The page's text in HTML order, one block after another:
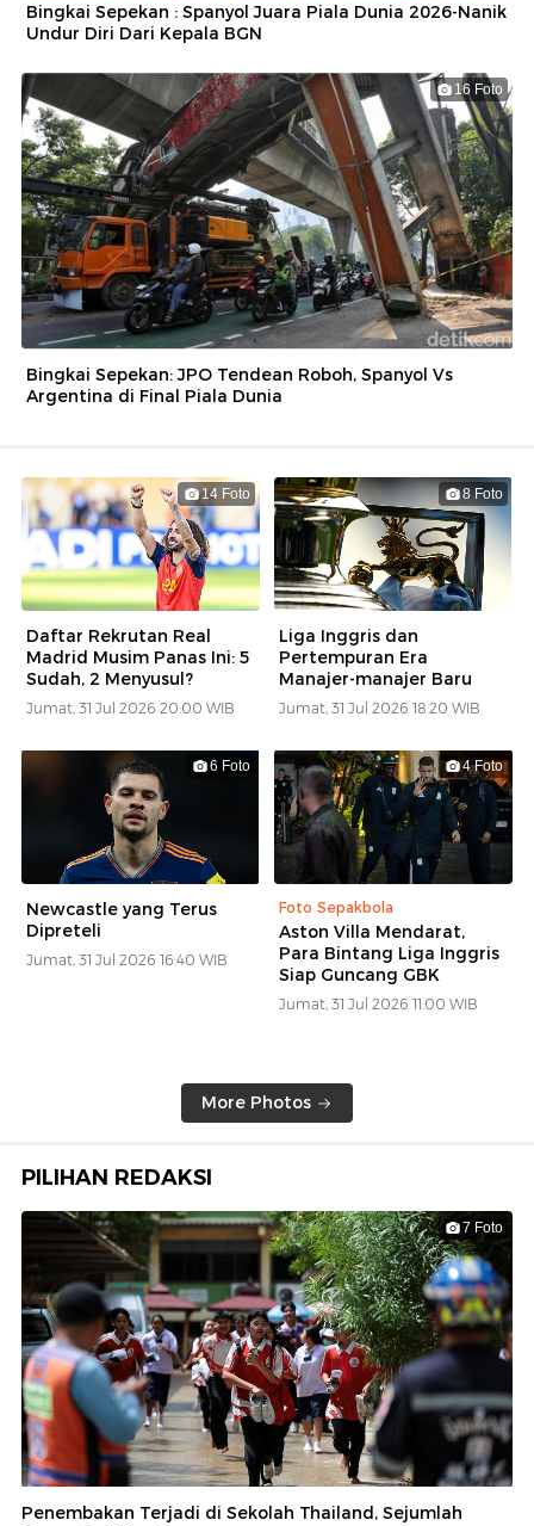
Bingkai Sepekan : Spanyol Juara Piala Dunia 2026-Nanik
Undur Diri Dari Kepala BGN
16 Foto
Bingkai Sepekan: JPO Tendean Roboh, Spanyol Vs
Argentina di Final Piala Dunia
14 Foto
Daftar Rekrutan Real
Madrid Musim Panas Ini: 5
Sudah, 2 Menyusul?
Jumat, 31 Jul 2026 20:00 WIB
8 Foto
Liga Inggris dan
Pertempuran Era
Manajer-manajer Baru
Jumat, 31 Jul 2026 18:20 WIB
6 Foto
Newcastle yang Terus
Dipreteli
Jumat, 31 Jul 2026 16:40 WIB
4 Foto
Foto Sepakbola
Aston Villa Mendarat,
Para Bintang Liga Inggris
Siap Guncang GBK
Jumat, 31 Jul 2026 11:00 WIB
More Photos
PILIHAN REDAKSI
7 Foto
Penembakan Terjadi di Sekolah Thailand, Sejumlah